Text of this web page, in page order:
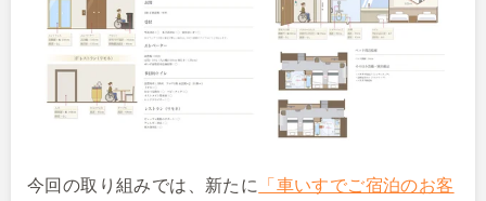
今回の取り組みでは、新たに
「車いすでご宿泊のお客